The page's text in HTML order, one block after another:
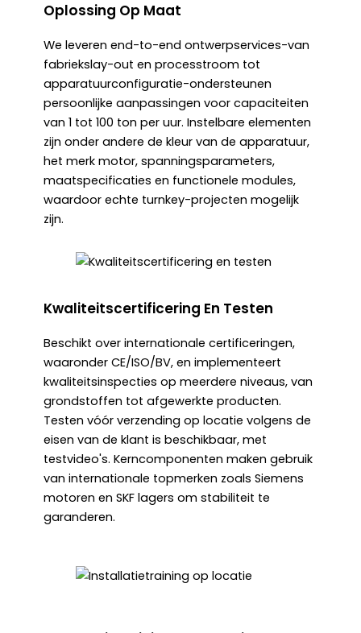
Oplossing Op Maat
We leveren end-to-end ontwerpservices-van
fabriekslay-out en processtroom tot
apparatuurconfiguratie-ondersteunen
persoonlijke aanpassingen voor capaciteiten
van 1 tot 100 ton per uur. Instelbare elementen
zijn onder andere de kleur van de apparatuur,
het merk motor, spanningsparameters,
maatspecificaties en functionele modules,
waardoor echte turnkey-projecten mogelijk
zijn.
Kwaliteitscertificering En Testen
Beschikt over internationale certificeringen,
waaronder CE/ISO/BV, en implementeert
kwaliteitsinspecties op meerdere niveaus, van
grondstoffen tot afgewerkte producten.
Testen vóór verzending op locatie volgens de
eisen van de klant is beschikbaar, met
testvideo's. Kerncomponenten maken gebruik
van internationale topmerken zoals Siemens
motoren en SKF lagers om stabiliteit te
garanderen.